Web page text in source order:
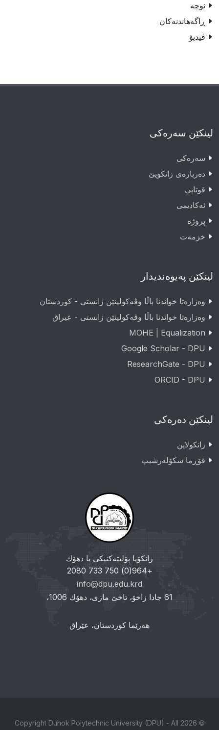
نوچە
ڕاگەهاندنەکان
ڤیدیۆ
لینکێن سەرەکی
سەرەکى
دەربارەى زانکویێ
قوتابى
ئەکادیمى
پروژە
خزمەت
لینکێن پەیوەندیدار
وەزارەتا خواندنا باڵا وڤەکولینێن زانستی - کوردستان
وەزارەتا خواندنا باڵا وڤەکولینێن زانستی - عيراق
MOHE | Equalization
Google Scholar - DPU
ResearchGate - DPU
ORCID - DPU
لینکێن دەرەکی
زانکولاین
فۆڕما سکۆلەرشیپ
زانکۆیا پۆلیتەکنیکی یا دهۆك
+964(0) 750 733 2080
info@dpu.edu.krd
61 جادا زاخۆ، تاخێ مازی، دهۆك 1006،
هەرێما کوردستان، عێراق
© 2026 Copyright Duhok Polytechnic University (DPU) - All